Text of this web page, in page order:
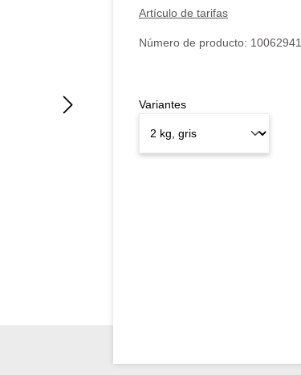
Artículo de tarifas
Número de producto: 10062941
Variantes